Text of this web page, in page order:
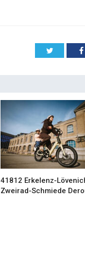
Twitter
41812 Erkelenz-
Zweirad-Schmiede